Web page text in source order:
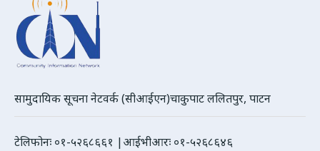
सामुदायिक सूचना नेटवर्क (सीआईएन)चाकुपाट ललितपुर, पाटन
टेलिफोनः ०१-५२६८६६१ |आईभीआरः ०१-५२६८६४६